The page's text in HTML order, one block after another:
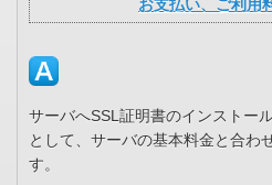
お支払い、ご利用
サーバへSSL証明書のインストー
として、サーバの基本料金と合わ
す。